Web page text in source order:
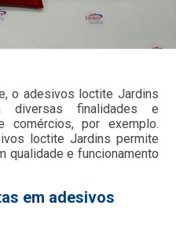
o adesivos loctite Jardins
finalidades e
comércios, por exemplo.
loctite Jardins permite
qualidade e funcionamento
em adesivos